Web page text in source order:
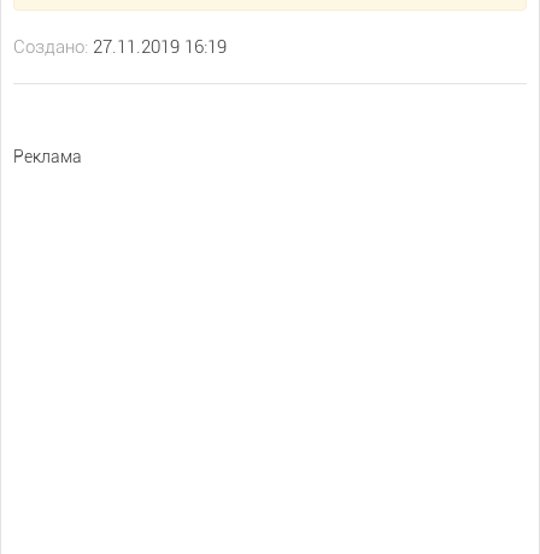
Создано: 27.11.2019 16:19
Реклама